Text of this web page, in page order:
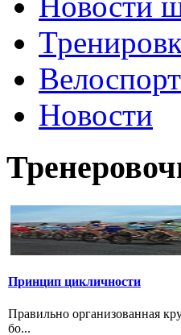
Новости
Принцип цикличности
Правильно организованная
бо...